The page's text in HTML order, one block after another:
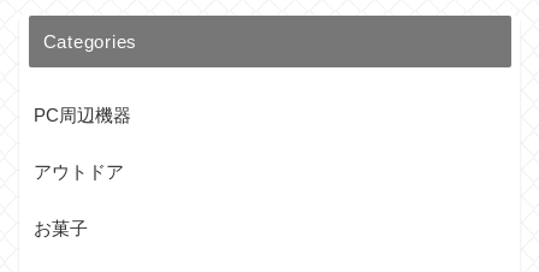
Categories
PC周辺機器
アウトドア
お菓子